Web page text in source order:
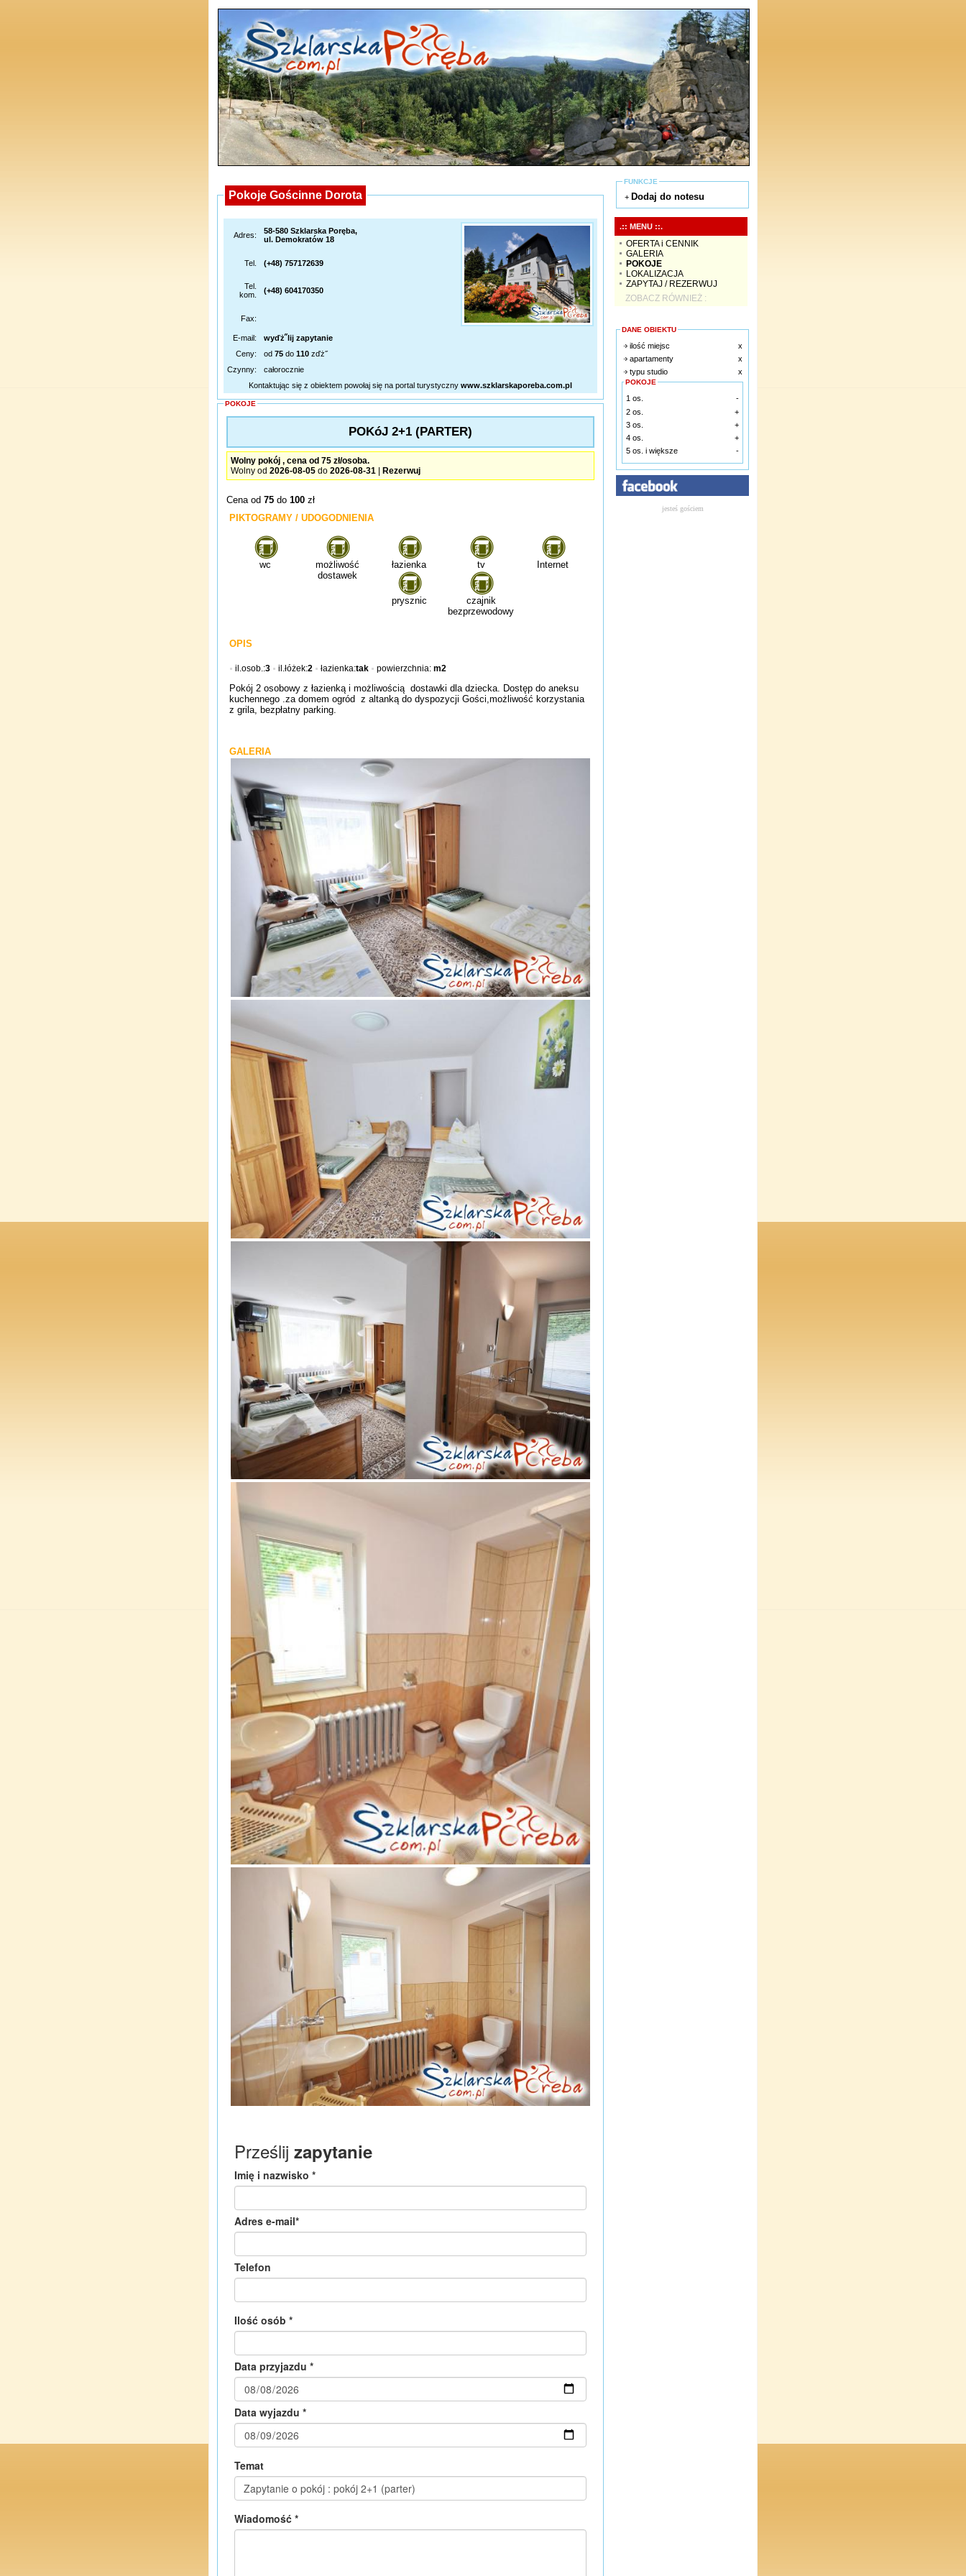
Pokoje Gościnne Dorota
Adres:
58-580 Szklarska Poręba,
ul. Demokratów 18
Tel. (+48) 757172639
Tel.
kom.
(+48) 604170350
Fax:
E-mail:
wyďż˝lij zapytanie
Ceny:
od 75 do 110 zďż˝
Czynny:
całorocznie
Kontaktując się z obiektem powołaj się na portal turystyczny www.szklarskaporeba.com.pl
POKOJE
POKóJ 2+1 (PARTER)
Wolny pokój , cena od 75 zł/osoba.
Wolny od 2026-08-05 do 2026-08-31 Rezerwuj
Cena od 75 do 100 zł
PIKTOGRAMY / UDOGODNIENIA
wc
możliwość
dostawek
łazienka tv Internet
prysznic
czajnik
bezprzewodowy
OPIS
il.osob.:3 il.łóżek:2 łazienka:tak powierzchnia: m2
Pokój 2 osobowy z łazienką i możliwością dostawki dla dziecka. Dostęp do aneksu
kuchennego .za domem ogród z altanką do dyspozycji Gości,możliwość korzystania
z grila, bezpłatny parking.
GALERIA
FUNKCJE
+ Dodaj do notesu
.:: MENU ::.
OFERTA i CENNIK
GALERIA
POKOJE
LOKALIZACJA
ZAPYTAJ / REZERWUJ
ZOBACZ RÓWNIEŻ :
DANE OBIEKTU
ilość miejsc
x
apartamenty
x
typu studio
x
POKOJE
1 os.
-
2 os.
+
3 os.
+
4 os.
+
5 os. i większe
-
jesteś gościem